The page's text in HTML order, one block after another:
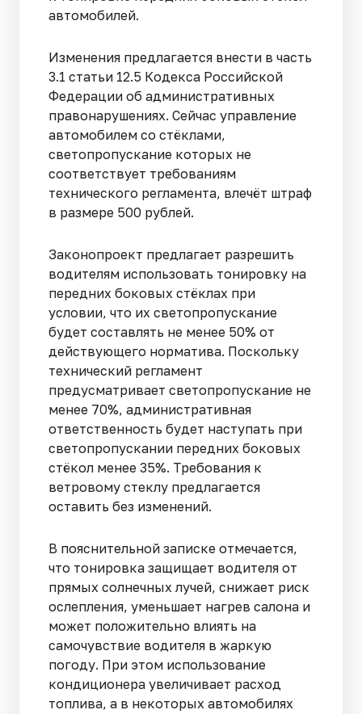
автомобилей.
Изменения предлагается внести в часть
3.1 статьи 12.5 Кодекса Российской
Федерации об административных
правонарушениях. Сейчас управление
автомобилем со стёклами,
светопропускание которых не
соответствует требованиям
технического регламента, влечёт штраф
в размере 500 рублей.
Законопроект предлагает разрешить
водителям использовать тонировку на
передних боковых стёклах при
условии, что их светопропускание
будет составлять не менее 50% от
действующего норматива. Поскольку
технический регламент
предусматривает светопропускание не
менее 70%, административная
ответственность будет наступать при
светопропускании передних боковых
стёкол менее 35%. Требования к
ветровому стеклу предлагается
оставить без изменений.
В пояснительной записке отмечается,
что тонировка защищает водителя от
прямых солнечных лучей, снижает риск
ослепления, уменьшает нагрев салона и
может положительно влиять на
самочувствие водителя в жаркую
погоду. При этом использование
кондиционера увеличивает расход
топлива, а в некоторых автомобилях